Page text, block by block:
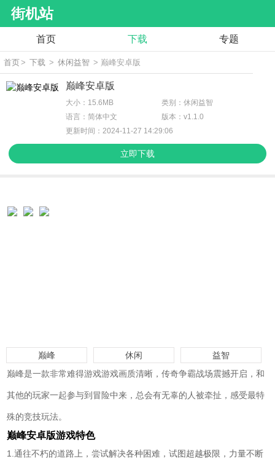
街机站
首页 下载 专题
首页> 下载 > 休闲益智 > 巅峰安卓版
巅峰安卓版
大小：15.6MB
类别：休闲益智
语言：简体中文
版本：v1.1.0
更新时间：2024-11-27 14:29:06
立即下载
巅峰 休闲
益智
巅峰是一款非常难得游戏游戏画质清晰，传奇争霸战场震撼开启，和
其他的玩家一起参与到冒险中来，总会有无辜的人被牵扯，感受最特
殊的竞技玩法。
巅峰安卓版游戏特色
1.通往不朽的道路上，尝试解决各种困难，试图超越极限，力量不断